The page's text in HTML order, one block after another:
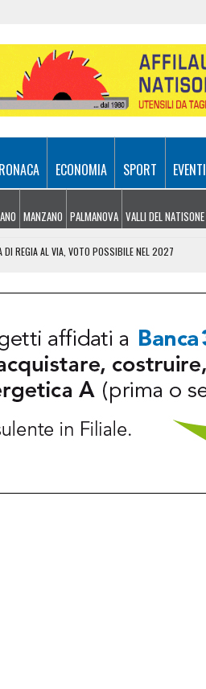
ECONOMIA SPORT EVENTI
MANZANO PALMANOVA VALLI DEL NATISONE
DI REGIA AL VIA, VOTO POSSIBILE NEL 2027
RECUPERATO TUTTO IL BOTTINO
DAVANTI A 23MILA TIFOSI